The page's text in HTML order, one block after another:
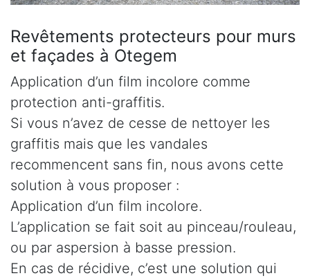
Revêtements protecteurs pour murs
et façades à Otegem
Application d’un film incolore comme
protection anti-graffitis.
Si vous n’avez de cesse de nettoyer les
graffitis mais que les vandales
recommencent sans fin, nous avons cette
solution à vous proposer :
Application d’un film incolore.
L’application se fait soit au pinceau/rouleau,
ou par aspersion à basse pression.
En cas de récidive, c’est une solution qui